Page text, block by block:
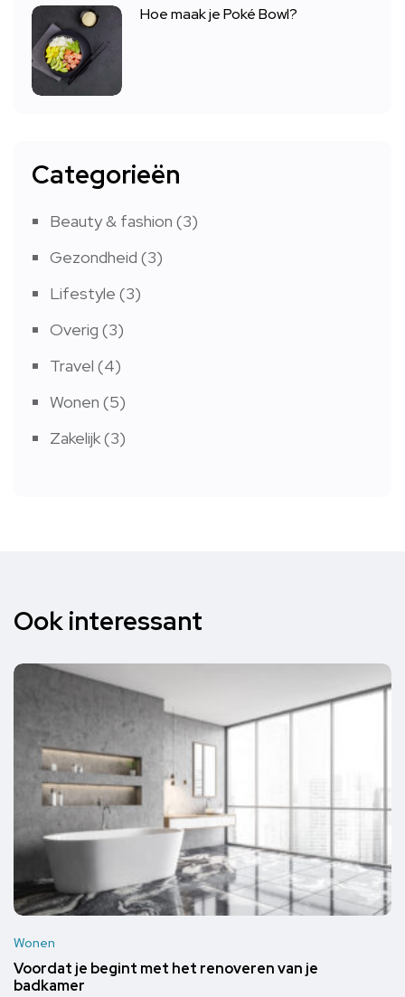
Hoe maak je Poké Bowl?
Categorieën
Beauty & fashion (3)
Gezondheid (3)
Lifestyle (3)
Overig (3)
Travel (4)
Wonen (5)
Zakelijk(3)
Ook interessant
Wonen
Voordat je begint met het renoveren van je
badkamer